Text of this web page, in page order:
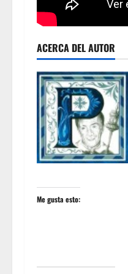
ACERCA DEL AUTOR
Me gusta esto: